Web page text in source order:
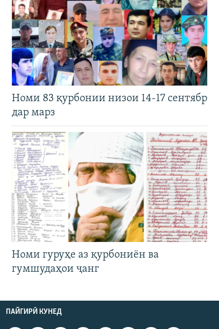
Номи 83 қурбонии низои 14-17 сентябр
дар марз
Номи гуруҳе аз қурбониён ва
гумшудаҳои ҷанг
ПАЙГИРӢ КУНЕД